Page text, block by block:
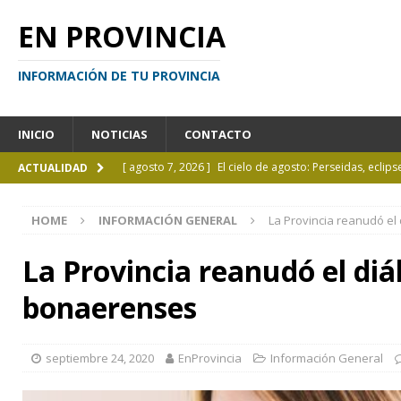
EN PROVINCIA
INFORMACIÓN DE TU PROVINCIA
INICIO NOTICIAS CONTACTO
ACTUALIDAD [ agosto 7, 2026 ] El cielo de agosto: Perseidas,
[ agosto 6, 2026 ] Calendario de eventos turísticos en
[ agosto 6, 2026 ]
La UCALP incorpora la
Inhabilitado por realizar
HOME INFORMACIÓN GENERAL La Provincia reanudó
La Provincia reanudó el
bonaerenses
septiembre 24, 2020 EnProvincia Información General